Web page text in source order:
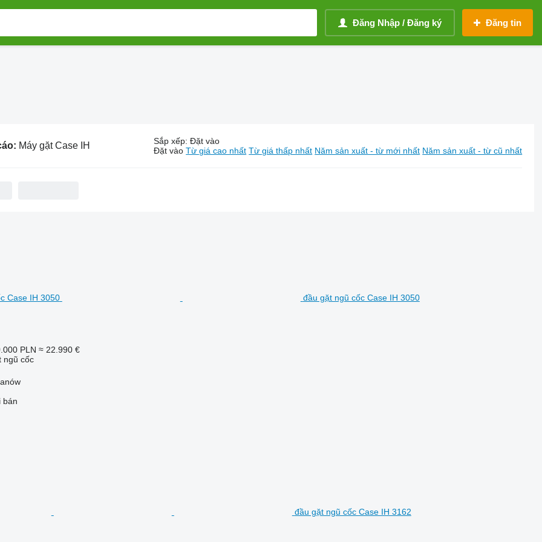
Đăng Nhập / Đăng ký Đăng tin
Máy gặt Case IH Sắp xếp: Đặt vào
Đặt vào Từ giá cao nhất Từ giá thấp nhất Năm sản xuất - từ mới nhất Năm sản xuất - từ cũ nhất
đầu gặt ngũ cốc Case IH 3050
PLN ≈ 22.990 €
ngũ cốc
bán
đầu gặt ngũ cốc Case IH 3162